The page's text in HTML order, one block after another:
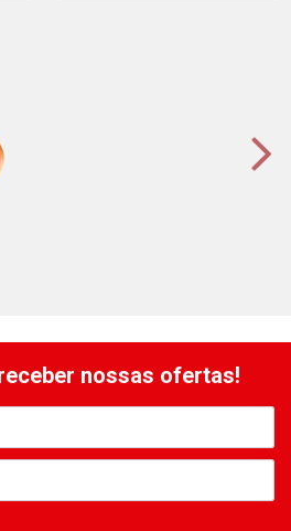
nossas ofertas!